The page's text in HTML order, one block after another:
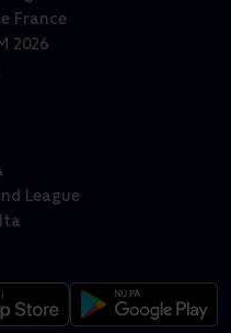
France
2026
League